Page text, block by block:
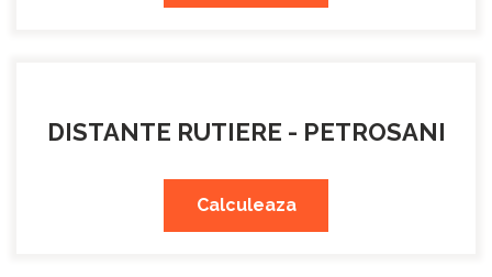
DISTANTE RUTIERE - PETROSANI
Calculeaza